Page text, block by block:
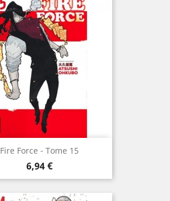
Fire Force - Tome 15
Prix
6,94 €